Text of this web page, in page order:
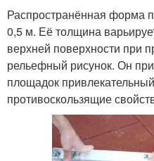
Распространённая форма
0,5 м. Её толщина
верхней поверхности при
рельефный рисунок. Он
площадок
противоскользящие